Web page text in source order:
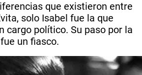
que existieron entre
solo Isabel fue la que
cargo político. Su paso por la
un fiasco.